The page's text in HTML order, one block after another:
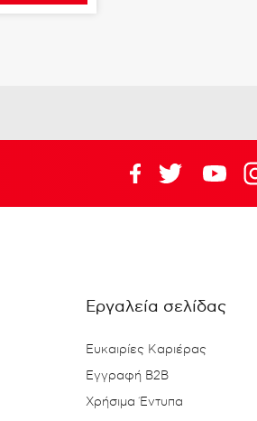
Εργαλεία σελίδας
Ευκαιρίες Καριέρας
Εγγραφή B2B
Χρήσιμα Έντυπα